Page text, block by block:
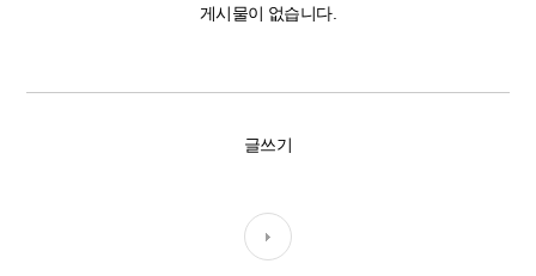
게시물이 없습니다.
글쓰기